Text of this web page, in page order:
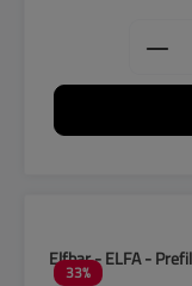
33%
Elfbar - ELFA -